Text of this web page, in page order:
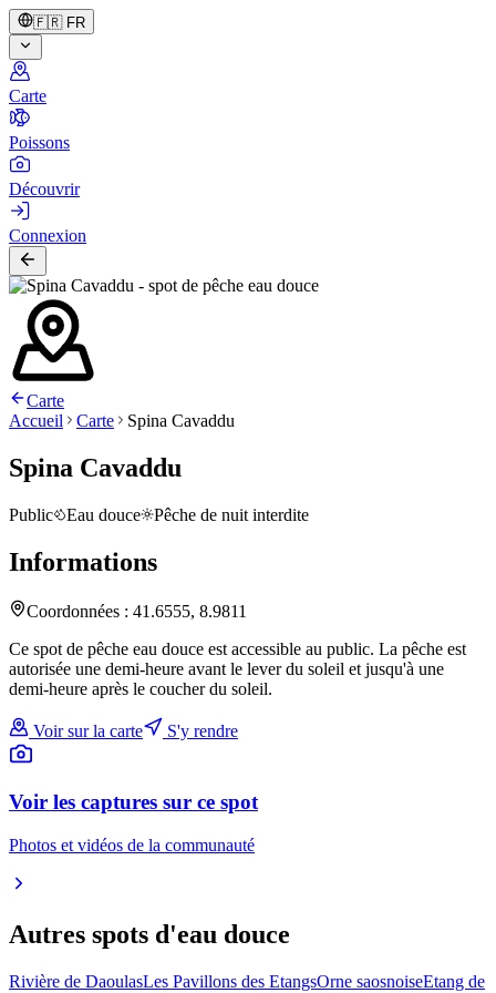
🇫🇷 FR
Carte
Poissons
Découvrir
Connexion
Carte
Accueil
Carte Spina Cavaddu
Spina Cavaddu
Public Eau douce Pêche de nuit interdite
Informations
Coordonnées : 41.6555, 8.9811
Ce spot de pêche eau douce est accessible au public. La pêche est
autorisée une demi-heure avant le lever du soleil et jusqu'à une
demi-heure après le coucher du soleil.
Voir sur la carte S'y rendre
Voir les captures sur ce spot
Photos et vidéos de la communauté
Autres spots d'eau douce
Rivière de DaoulasLes Pavillons des EtangsOrne saosnoiseEtang de